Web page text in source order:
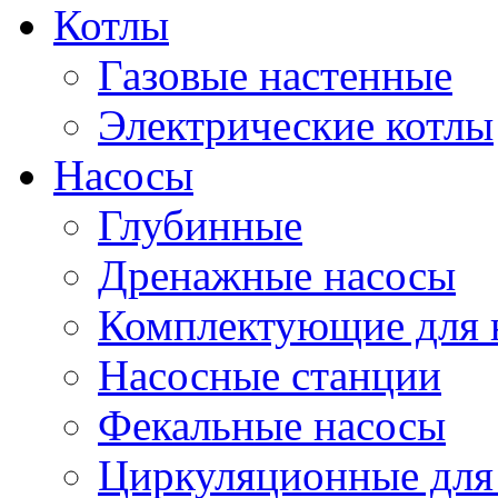
Котлы
Газовые настенные
Электрические котлы
Насосы
Глубинные
Дренажные насосы
Комплектующие для
Насосные станции
Фекальные насосы
Циркуляционные для